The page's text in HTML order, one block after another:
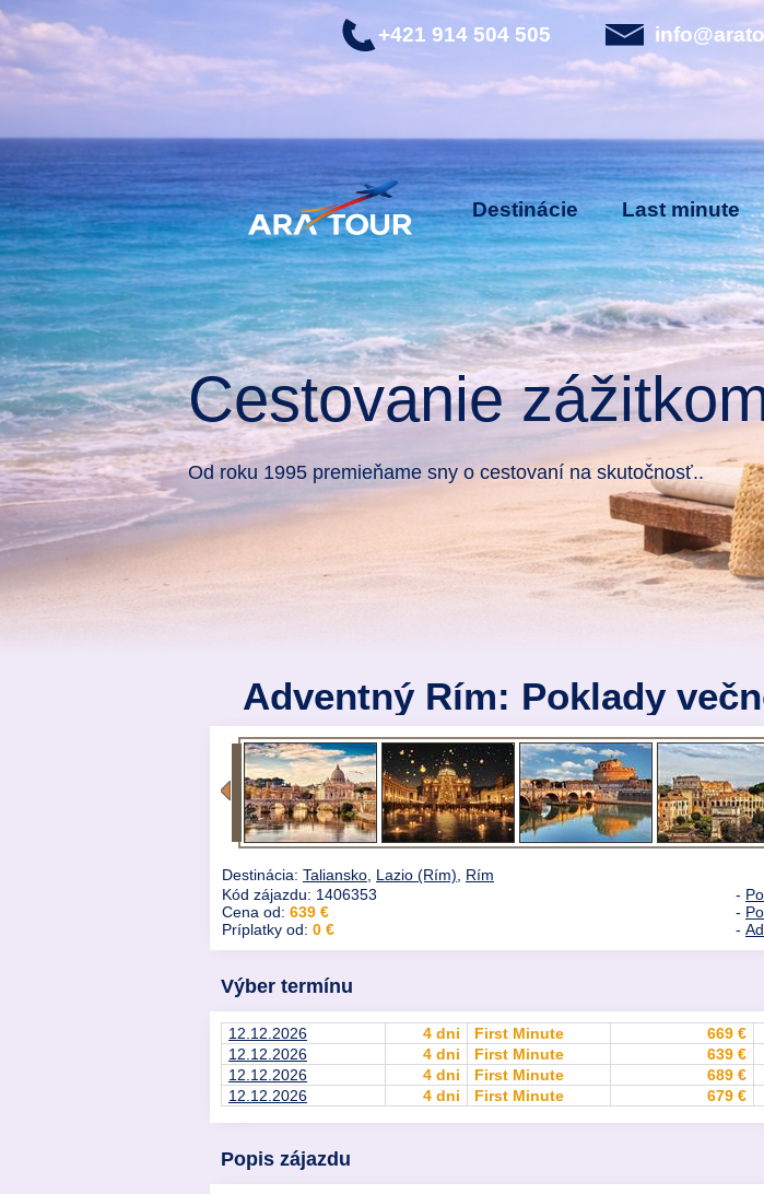
+421 914 504 505
Destinácie Last minute
Cestovanie
Od roku 1995 premieňame sny o cestovaní na skutočnosť..
Adventný Rím: Poklady
Destinácia: Taliansko Lazio (Rím)
Rím
Kód zájazdu: 1406353
Cena od: 639 €
Príplatky od: 0 €
-
-
-
Výber termínu
12.12.2026 4 dni First Minute 669 €
12.12.2026
4 dni First Minute 639 €
12.12.2026
4 dni First Minute 689 €
12.12.2026
4 dni First Minute 679 €
Popis zájazdu